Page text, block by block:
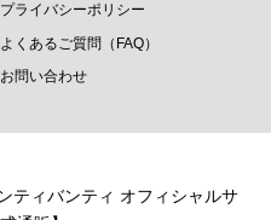
プライバシーポリシー
よくあるご質問（FAQ）
お問い合わせ